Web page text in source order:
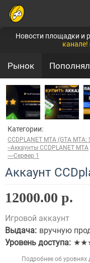
Новости площадки и
канале!
Рынок
Категории:
CCDPLANET MTA (GTA MTA:
--Аккаунты CCDPLANET MTA
----Сервер 1
Аккаунт
12000.00 р.
Игровой аккаунт
Выдача: вручную
Уровень доступа:
Подробнее об уровнях